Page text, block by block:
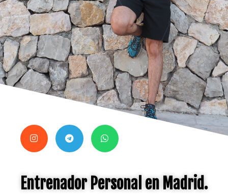
Entrenador Personal en Madrid.